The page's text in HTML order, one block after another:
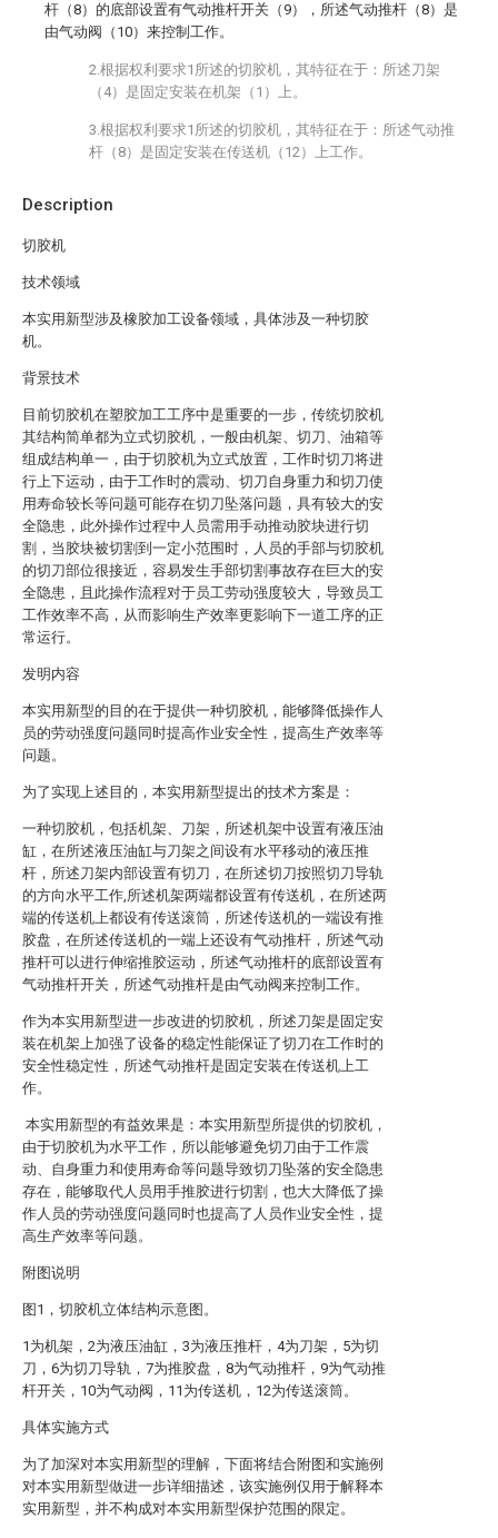
Description
切胶机
技术领域
本实用新型涉及橡胶加工设备领域，具体涉及一种切胶
机。
背景技术
目前切胶机在塑胶加工工序中是重要的一步，传统切胶机
其结构简单都为立式切胶机，一般由机架、切刀、油箱等
组成结构单一，由于切胶机为立式放置，工作时切刀将进
行上下运动，由于工作时的震动、切刀自身重力和切刀使
用寿命较长等问题可能存在切刀坠落问题，具有较大的安
全隐患，此外操作过程中人员需用手动推动胶块进行切
割，当胶块被切割到一定小范围时，人员的手部与切胶机
的切刀部位很接近，容易发生手部切割事故存在巨大的安
全隐患，且此操作流程对于员工劳动强度较大，导致员工
工作效率不高，从而影响生产效率更影响下一道工序的正
常运行。
发明内容
本实用新型的目的在于提供一种切胶机，能够降低操作人
员的劳动强度问题同时提高作业安全性，提高生产效率等
问题。
为了实现上述目的，本实用新型提出的技术方案是：
一种切胶机，包括机架、刀架，所述机架中设置有液压油
缸，在所述液压油缸与刀架之间设有水平移动的液压推
杆，所述刀架内部设置有切刀，在所述切刀按照切刀导轨
的方向水平工作,所述机架两端都设置有传送机，在所述两
端的传送机上都设有传送滚筒，所述传送机的一端设有推
胶盘，在所述传送机的一端上还设有气动推杆，所述气动
推杆可以进行伸缩推胶运动，所述气动推杆的底部设置有
气动推杆开关，所述气动推杆是由气动阀来控制工作。
作为本实用新型进一步改进的切胶机，所述刀架是固定安
装在机架上加强了设备的稳定性能保证了切刀在工作时的
安全性稳定性，所述气动推杆是固定安装在传送机上工
作。
本实用新型的有益效果是：本实用新型所提供的切胶机，
由于切胶机为水平工作，所以能够避免切刀由于工作震
动、自身重力和使用寿命等问题导致切刀坠落的安全隐患
存在，能够取代人员用手推胶进行切割，也大大降低了操
作人员的劳动强度问题同时也提高了人员作业安全性，提
高生产效率等问题。
附图说明
图1，切胶机立体结构示意图。
1为机架，2为液压油缸，3为液压推杆，4为刀架，5为切
刀，6为切刀导轨，7为推胶盘，8为气动推杆，9为气动推
杆开关，10为气动阀，11为传送机，12为传送滚筒。
具体实施方式
为了加深对本实用新型的理解，下面将结合附图和实施例
对本实用新型做进一步详细描述，该实施例仅用于解释本
实用新型，并不构成对本实用新型保护范围的限定。
杆（8）的底部设置有气动推杆开关（9），所述气动推杆（8）是
由气动阀（10）来控制工作。
2.根据权利要求1所述的切胶机，其特征在于：所述刀架
（4）是固定安装在机架（1）上。
3.根据权利要求1所述的切胶机，其特征在于：所述气动推
杆（8）是固定安装在传送机（12）上工作。